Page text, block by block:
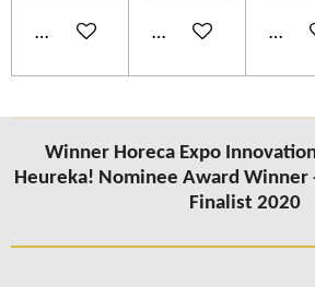
Add to cart Add to cart Add
Winner Horeca Expo
Heureka! Nominee Award Winner
Finalist 2020